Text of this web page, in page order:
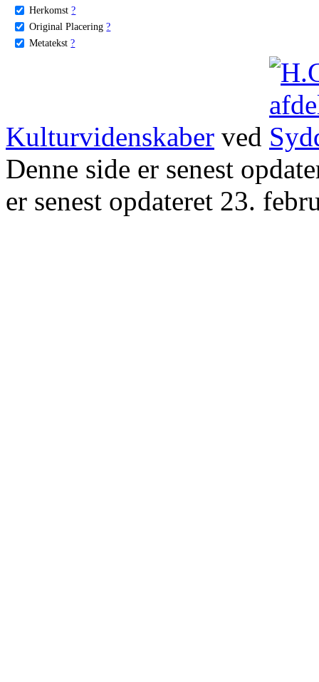
Herkomst ?
Original Placering ?
Metatekst ?
Kulturvidenskaber ved
Denne side er senest
er senest opdateret 23.